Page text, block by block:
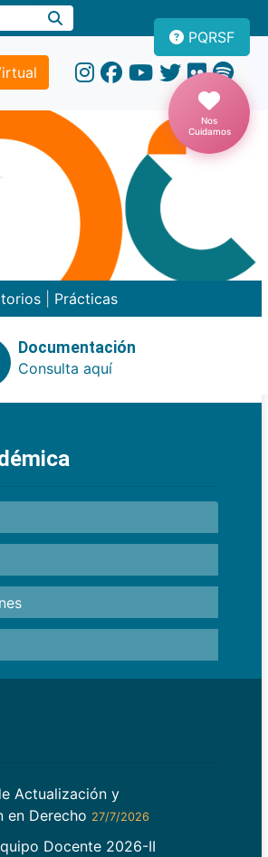
PQRSF
Nos
Cuidamos
| Prácticas
Documentación
Consulta aquí
Actualización y
en Derecho 27/7/2026
Docente 2026-II